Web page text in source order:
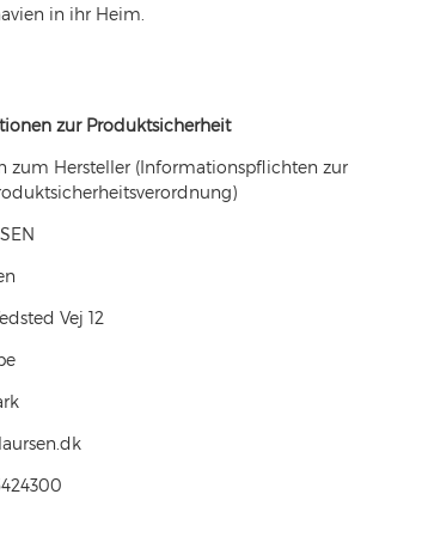
in ihr Heim.
zur Produktsicherheit
zum Hersteller (Informationspflichten zur
Vej 12